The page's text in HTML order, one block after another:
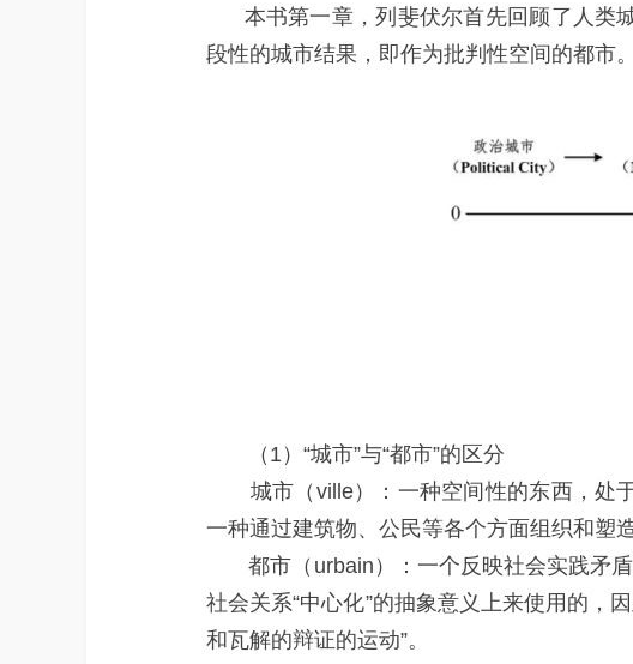
本书第一章，列斐伏尔首先回顾了人类
段性的城市结果，即作为批判性空间的都市
（1）“城市”与“都市”的区分
城市（ville）：一种空间性的东西，处于
一种通过建筑物、公民等各个方面组织和塑造
都市（urbain）：一个反映社会实践矛盾
社会关系“中心化”的抽象意义上来使用的，
和瓦解的辩证的运动”。